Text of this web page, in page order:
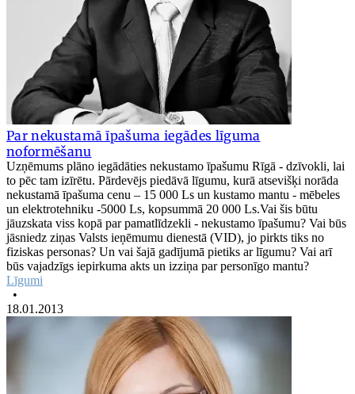
Par nekustamā īpašuma iegādes līguma
noformēšanu
Uzņēmums plāno iegādāties nekustamo īpašumu Rīgā - dzīvokli, lai
to pēc tam izīrētu. Pārdevējs piedāvā līgumu, kurā atsevišķi norāda
nekustamā īpašuma cenu – 15 000 Ls un kustamo mantu - mēbeles
un elektrotehniku -5000 Ls, kopsummā 20 000 Ls.Vai šis būtu
jāuzskata viss kopā par pamatlīdzekli - nekustamo īpašumu? Vai būs
jāsniedz ziņas Valsts ieņēmumu dienestā (VID), jo pirkts tiks no
fiziskas personas? Un vai šajā gadījumā pietiks ar līgumu? Vai arī
būs vajadzīgs iepirkuma akts un izziņa par personīgo mantu?
Līgumi
•
18.01.2013